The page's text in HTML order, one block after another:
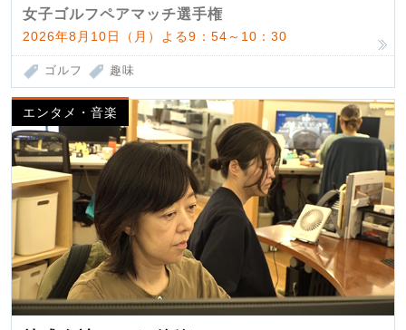
女子ゴルフペアマッチ選手権
2026年8月10日（月）よる9：54～10：30
ゴルフ 趣味
エンタメ・音楽